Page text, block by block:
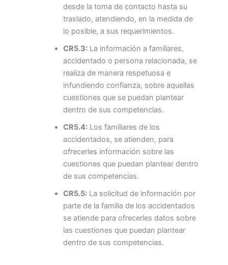
desde la toma de contacto hasta su
traslado, atendiendo, en la medida de
lo posible, a sus requerimientos.
CR5.3:La información a familiares,
accidentado o persona relacionada, se
realiza de manera respetuosa e
infundiendo confianza, sobre aquellas
cuestiones que se puedan plantear
dentro de sus competencias.
CR5.4:Los familiares de los
accidentados, se atienden, para
ofrecerles información sobre las
cuestiones que puedan plantear dentro
de sus competencias.
CR5.5:La solicitud de información por
parte de la familia de los accidentados
se atiende para ofrecerles datos sobre
las cuestiones que puedan plantear
dentro de sus competencias.